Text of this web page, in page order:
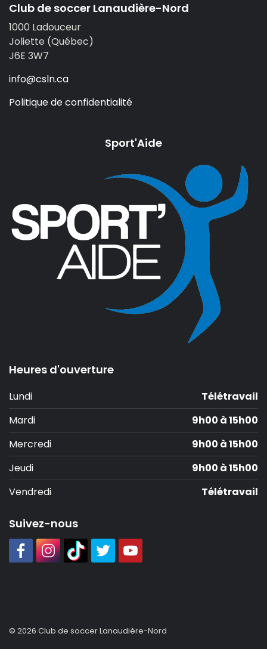
Équipes Premières
Ligue Senior
Soccer adapté
Événements
Boutique
Nous Contacter
Boutique
Club de soccer Lanaudière-Nord
1000 Ladouceur
Joliette (Québec)
J6E 3W7
info@csln.ca
Politique de confidentialité
Sport'Aide
Heures d'ouverture
Lundi
Télétravail
Mardi
9h00 à 15h00
Mercredi
9h00 à 15h00
Jeudi
9h00 à 15h00
Vendredi
Télétravail
Suivez-nous
© 2026 Club de soccer Lanaudière-Nord